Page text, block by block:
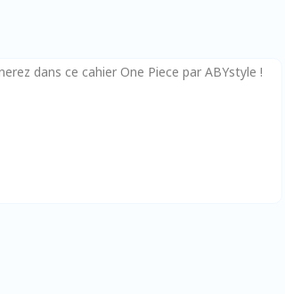
dans ce cahier One Piece par ABYstyle !